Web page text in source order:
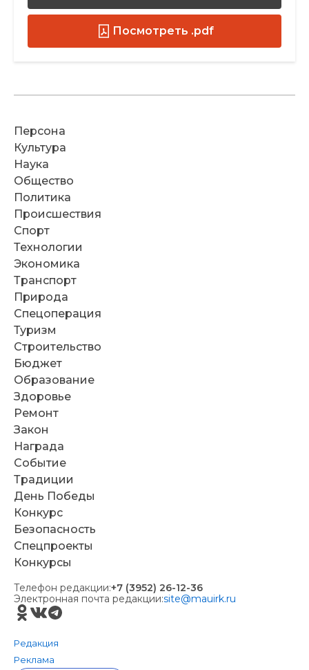
Посмотреть .pdf
Персона
Культура
Наука
Общество
Политика
Происшествия
Спорт
Технологии
Экономика
Транспорт
Природа
Спецоперация
Туризм
Строительство
Бюджет
Образование
Здоровье
Ремонт
Закон
Награда
Событие
Традиции
День Победы
Конкурс
Безопасность
Спецпроекты
Конкурсы
Телефон редакции:+7 (3952) 26-12-36
Электронная почта редакции:site@mauirk.ru
Редакция
Реклама